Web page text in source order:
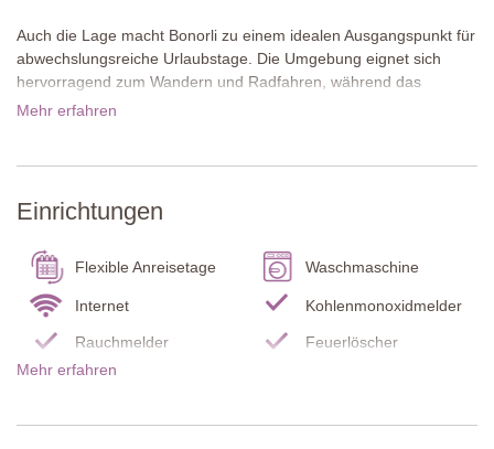
Auch die Lage macht Bonorli zu einem idealen Ausgangspunkt für
abwechslungsreiche Urlaubstage. Die Umgebung eignet sich
hervorragend zum Wandern und Radfahren, während das
hübsche Castellina in Chianti mit seinen Geschäften und guten
bequem und stressfrei mit dem Zug besuchen. San Gimignano,
Volterra und Siena sind ebenfalls nur einige der vielen
Über diese Ferienunterkunft
Boscaiolo ist ein charmantes Ferienwohnung im Erdgeschoss mit
zwei Terrassen, die schöne Plätze für entspannte Stunden im
Freien bieten. Umgeben von den gepflegten Rasenflächen der
Gemeinschaftsgärten lässt sich hier das Leben draußen in vollen
beim entspannten Verweilen. Im Inneren sorgen traditionelle
Mehr erfahren
Einrichtungen
Flexible Anreisetage Waschmaschine
Internet Kohlenmonoxidmelder
Rauchmelder
Feuerlöscher
Babybett / Hochstuhl
Handtücher
Mehr erfahren